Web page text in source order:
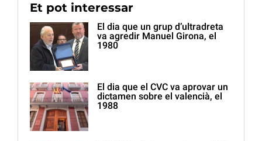
Et pot interessar
El dia que un grup d’ultradreta
va agredir Manuel Girona, el
1980
El dia que el CVC va aprovar un
dictamen sobre el valencià, el
1988